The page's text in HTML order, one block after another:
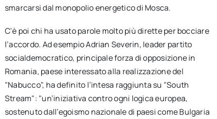
smarcarsi dal monopolio energetico di Mosca.
C’è poi chi ha usato parole molto più dirette per bocciare
l’accordo. Ad esempio Adrian Severin, leader partito
socialdemocratico, principale forza di opposizione in
Romania, paese interessato alla realizzazione del
"Nabucco", ha definito l’intesa raggiunta su "South
Stream": "un’iniziativa contro ogni logica europea,
sostenuto dall’egoismo nazionale di paesi come Bulgaria